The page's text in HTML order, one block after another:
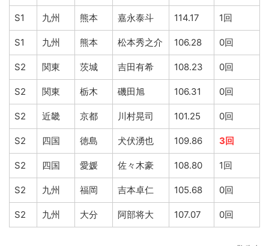
S1 九州 熊本 嘉永泰斗 114.17 1回
S1 九州 熊本 松本秀之介 106.28 0回
S2 関東 茨城 吉田有希 108.23 0回
S2 関東 栃木 磯田旭 106.31 0回
S2 近畿 京都 川村晃司 101.25 0回
S2 四国 徳島 犬伏湧也 109.86 3回
S2 四国 愛媛 佐々木豪 108.80 1回
S2 九州 福岡 吉本卓仁 105.68 0回
S2 九州 大分 阿部将大 107.07 0回